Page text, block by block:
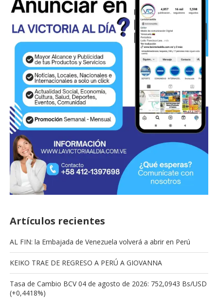
Artículos recientes
AL FIN: la Embajada de Venezuela volverá a abrir en Perú
KEIKO TRAE DE REGRESO A PERÚ A GIOVANNA
Tasa de Cambio BCV 04 de agosto de 2026: 752,0943 Bs/USD
(+0,4418%)